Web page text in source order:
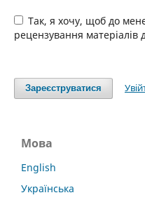
Так, я хочу, щоб до мене зверталися із запитами на
рецензування матеріалів
Зареєструватися
Мова
English
Українська